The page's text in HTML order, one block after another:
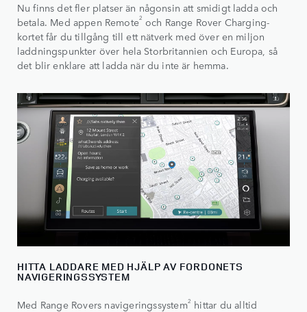
Nu finns det fler platser än någonsin att smidigt ladda och
betala. Med appen Remote2 och Range Rover Charging-
kortet får du tillgång till ett nätverk med över en miljon
laddningspunkter över hela Storbritannien och Europa, så
det blir enklare att ladda när du inte är hemma.
HITTA LADDARE MED HJÄLP AV FORDONETS
NAVIGERINGSSYSTEM
Med Range Rovers navigeringssystem2 hittar du alltid